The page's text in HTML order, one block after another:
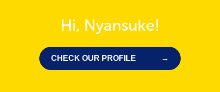
Hi, Nyansuke!
CHECK OUR PROFILE